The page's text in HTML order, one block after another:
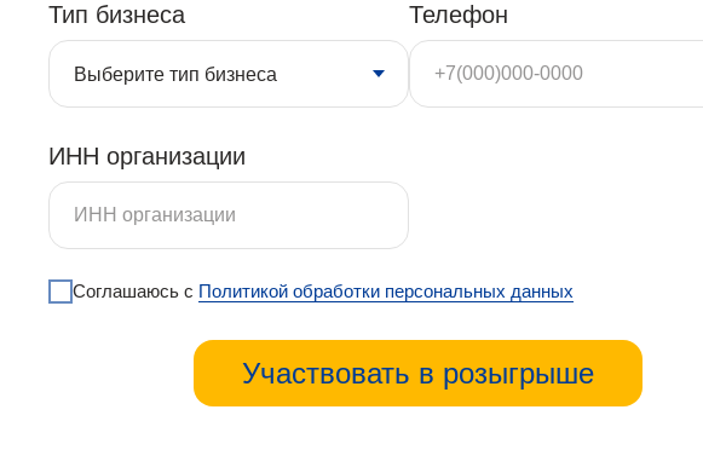
Тип бизнеса Телефон
ИНН организации
Соглашаюсь с Политикой обработки персональных данных
Участвовать в розыгрыше